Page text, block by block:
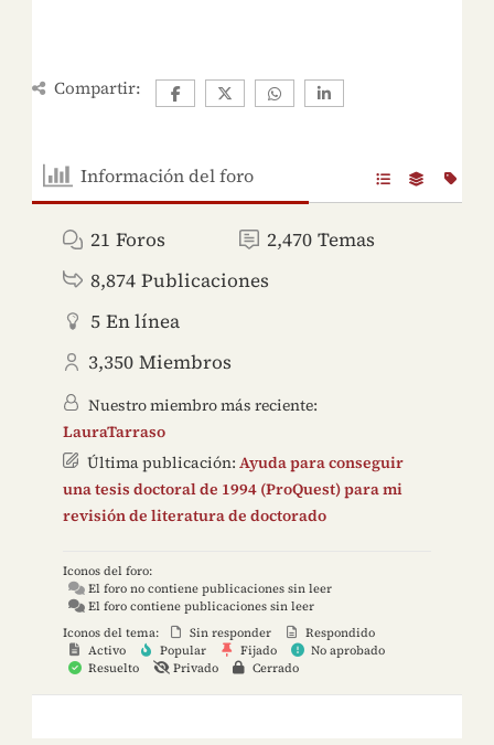
Compartir:
Información del foro
21 Foros 2,470 Temas
8,874 Publicaciones
5 En línea
3,350 Miembros
Nuestro miembro más reciente:
LauraTarraso
Última publicación: Ayuda para conseguir
una tesis doctoral de 1994 (ProQuest) para mi
revisión de literatura de doctorado
Iconos del foro:
El foro no contiene publicaciones sin leer
El foro contiene publicaciones sin leer
Iconos del tema:
Sin responder
Respondido
Activo
Popular Fijado
No aprobado
Resuelto
Privado Cerrado